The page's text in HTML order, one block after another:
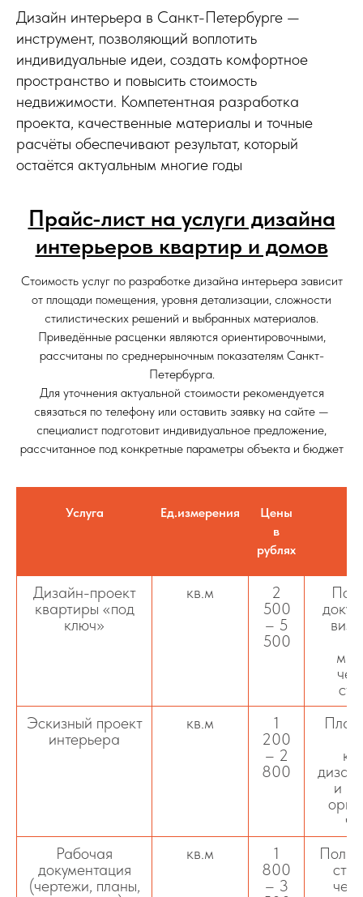
Дизайн интерьера в Санкт-Петербурге —
инструмент, позволяющий воплотить
индивидуальные идеи, создать комфортное
пространство и повысить стоимость
недвижимости. Компетентная разработка
проекта, качественные материалы и точные
расчёты обеспечивают результат, который
остаётся актуальным многие годы
Прайс-лист на услуги дизайна
интерьеров квартир и домов
Стоимость услуг по разработке дизайна интерьера зависит
от площади помещения, уровня детализации, сложности
стилистических решений и выбранных материалов.
Приведённые расценки являются ориентировочными,
рассчитаны по среднерыночным показателям Санкт-
Петербурга.
Для уточнения актуальной стоимости рекомендуется
связаться по телефону или оставить заявку на сайте —
специалист подготовит индивидуальное предложение,
рассчитанное под конкретные параметры объекта и бюджет
Услуга Ед.измерения
Цены
в
рублях
Дизайн-проект
квартиры «под
ключ»
кв.м
2
500
– 5
500
Эскизный проект
интерьера
кв.м
1
200
– 2
800
и
Рабочая
документация
(чертежи, планы,
кв.м
1
800
– 3